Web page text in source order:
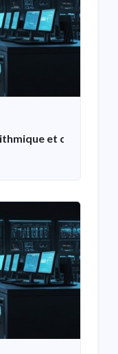
et codage en